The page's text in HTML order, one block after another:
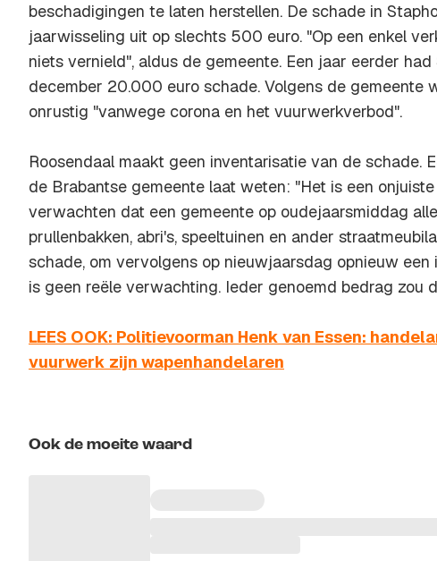
beschadigingen te laten herstellen. De schade in
jaarwisseling uit op slechts 500 euro. "Op een enkel
niets vernield", aldus de gemeente. Een jaar eerder
december 20.000 euro schade. Volgens de gemeente
onrustig "vanwege corona en het vuurwerkverbod".
Roosendaal maakt geen inventarisatie van de schade.
de Brabantse gemeente laat weten: "Het is een
verwachten dat een gemeente op oudejaarsmiddag
prullenbakken, abri's, speeltuinen en ander
schade, om vervolgens op nieuwjaarsdag opnieuw een
is geen reële verwachting. Ieder genoemd bedrag zou
LEES OOK: Politievoorman Henk van Essen:
vuurwerk zijn wapenhandelaren
Ook de moeite waard